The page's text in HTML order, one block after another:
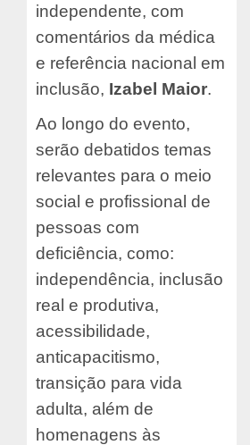
independente, com
comentários da médica
e referência nacional em
inclusão, Izabel Maior.
Ao longo do evento,
serão debatidos temas
relevantes para o meio
social e profissional de
pessoas com
deficiência, como:
independência, inclusão
real e produtiva,
acessibilidade,
anticapacitismo,
transição para vida
adulta, além de
homenagens às